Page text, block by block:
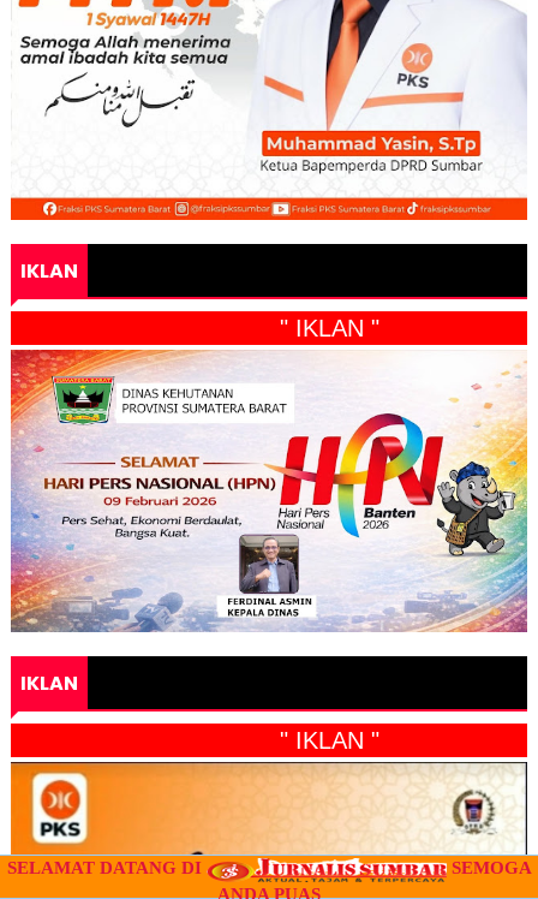
IKLAN
" IKLAN "
IKLAN
" IKLAN "
SELAMAT DATANG DI
SEMOGA
ANDA PUAS